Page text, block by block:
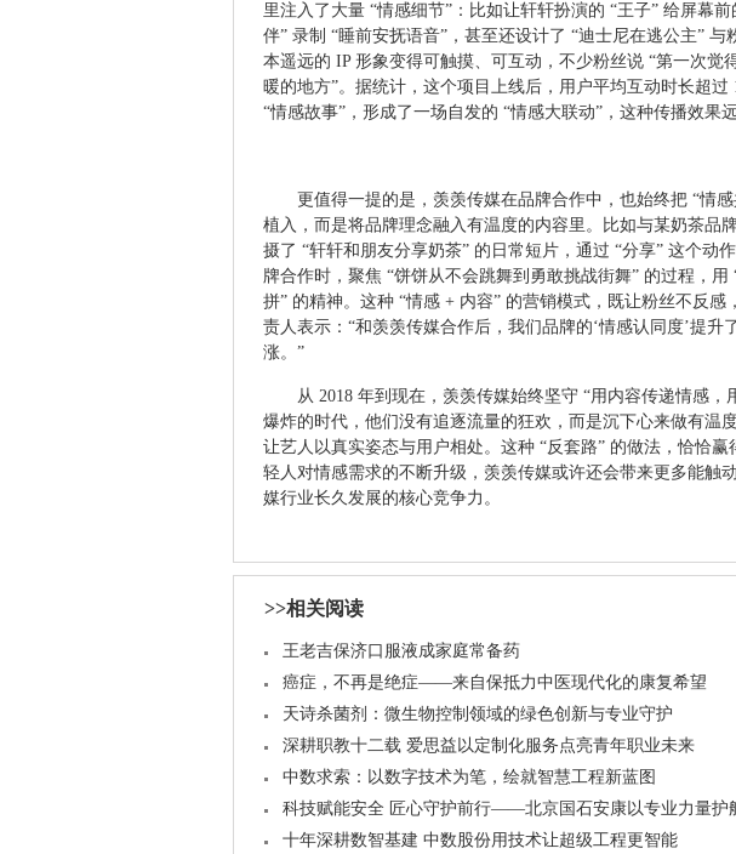
里注入了大量 “情感细节”：比如让轩轩扮演的 “王子” 给屏幕
伴” 录制 “睡前安抚语音”，甚至还设计了 “迪士尼在逃公主”
本遥远的 IP 形象变得可触摸、可互动，不少粉丝说 “第一次觉
暖的地方”。据统计，这个项目上线后，用户平均互动时长超
“情感故事”，形成了一场自发的 “情感大联动”，这种传播效果
更值得一提的是，羡羡传媒在品牌合作中，也始终把 “情
植入，而是将品牌理念融入有温度的内容里。比如与某奶茶品
摄了 “轩轩和朋友分享奶茶” 的日常短片，通过 “分享” 这个动
牌合作时，聚焦 “饼饼从不会跳舞到勇敢挑战街舞” 的过程，
拼” 的精神。这种 “情感 + 内容” 的营销模式，既让粉丝不反
责人表示：“和羡羡传媒合作后，我们品牌的‘情感认同度’提升
涨。”
从 2018 年到现在，羡羡传媒始终坚守 “用内容传递情感
爆炸的时代，他们没有追逐流量的狂欢，而是沉下心来做有温
让艺人以真实姿态与用户相处。这种 “反套路” 的做法，恰恰
轻人对情感需求的不断升级，羡羡传媒或许还会带来更多能触
媒行业长久发展的核心竞争力。
>>相关阅读
王老吉保济口服液成家庭常备药
癌症，不再是绝症——来自保抵力中医现代化的康复希望
天诗杀菌剂：微生物控制领域的绿色创新与专业守护
深耕职教十二载 爱思益以定制化服务点亮青年职业未来
中数求索：以数字技术为笔，绘就智慧工程新蓝图
科技赋能安全 匠心守护前行——北京国石安康以专业力量护
十年深耕数智基建 中数股份用技术让超级工程更智能